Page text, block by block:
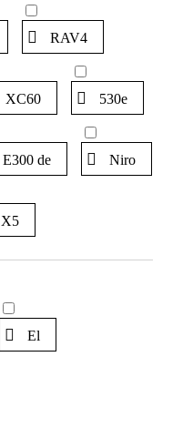
RAV4
XC60 530e
E300 de Niro
X5
El